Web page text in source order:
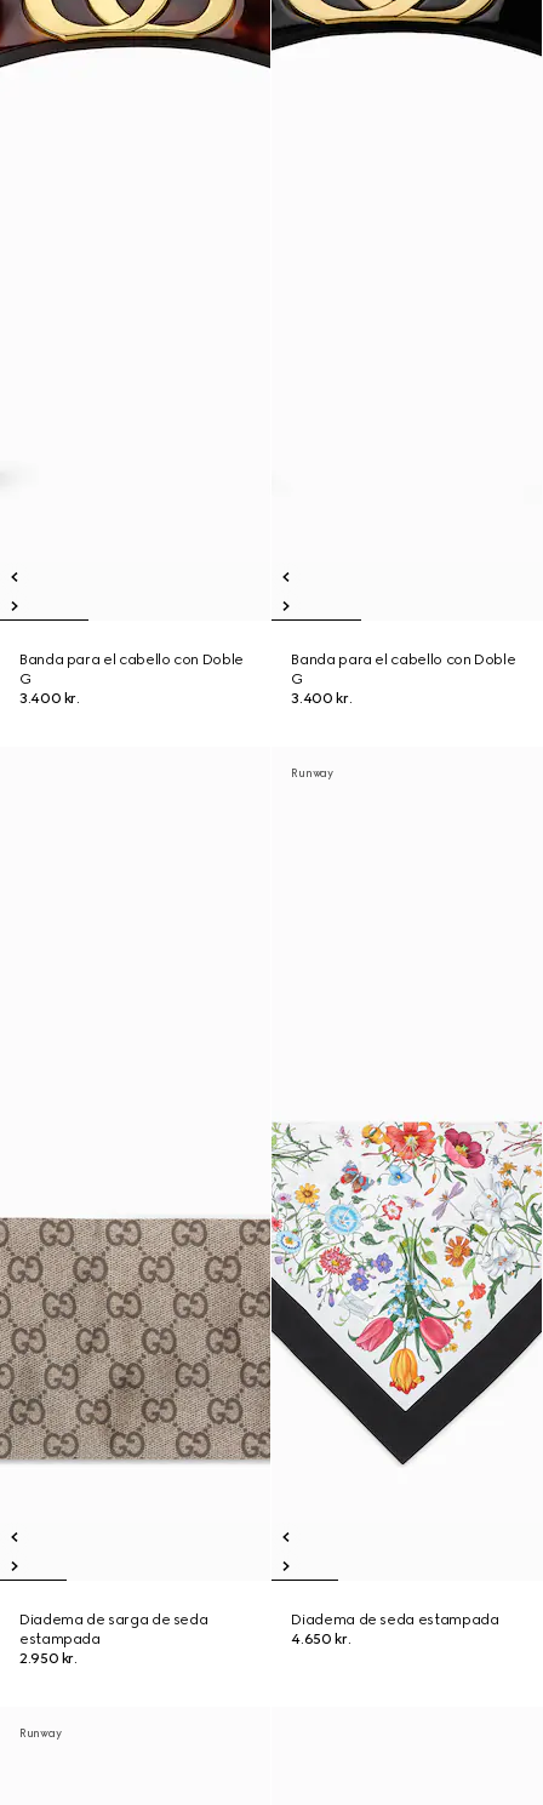
Banda para el cabello con Doble
G
3.400 kr.
Banda para el cabello con Doble
G
3.400 kr.
Diadema de sarga de seda
estampada
2.950 kr.
Runway
Diadema de seda estampada
4.650 kr.
Runway